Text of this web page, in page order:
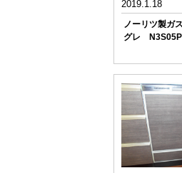
2019.1.18
ノーリツ製ガ
グレ